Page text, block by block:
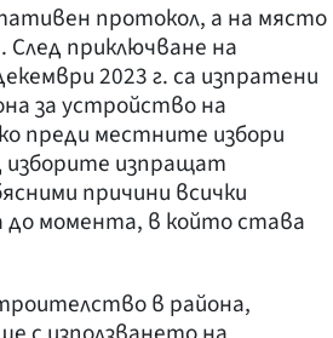
протокол, а на място
След приключване на
2023 г. са изпратени
за устройство на
преди местните избори
изборите изпращат
причини всички
до момента, в който става
в района,